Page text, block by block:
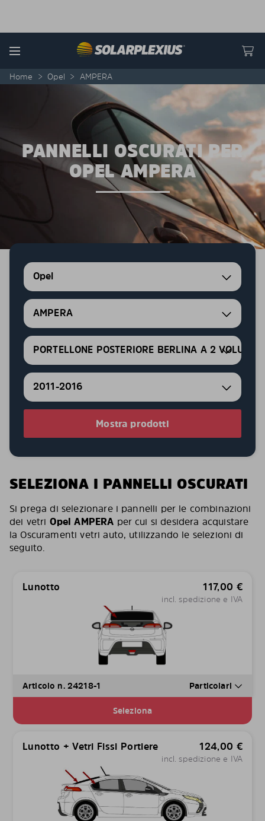
Menu
Home > Opel > AMPERA
PANNELLI OSCURATI PER
OPEL AMPERA
Opel
AMPERA
PORTELLONE POSTERIORE BERLINA A 2 VOLUMI
2011-2016
Mostra prodotti
SELEZIONA I PANNELLI OSCURATI
Si prega di selezionare i pannelli per le combinazioni
dei vetri Opel AMPERA per cui si desidera acquistare
la Oscuramenti vetri auto, utilizzando le selezioni di
seguito.
Lunotto 117,00 €
incl. spedizione e IVA
Articolo n. 24218-1 Particolari
Seleziona
Lunotto + Vetri Fissi Portiere 124,00 €
incl. spedizione e IVA